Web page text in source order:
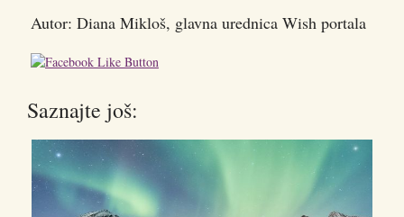
Autor: Diana Mikloš, glavna urednica Wish portala
Saznajte još: